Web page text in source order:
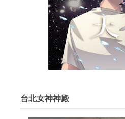
台北女神神殿